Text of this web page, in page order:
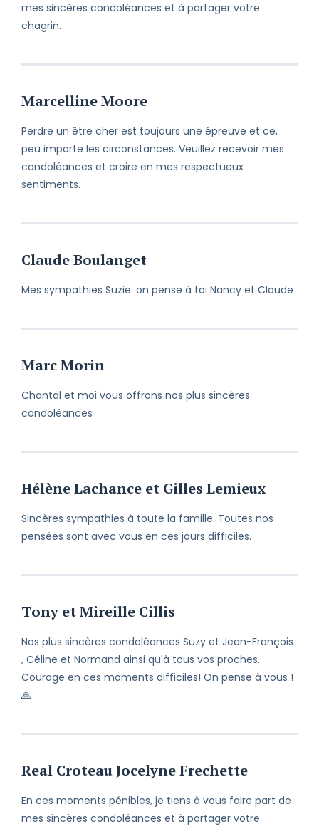
mes sincères condoléances et à partager votre
chagrin.
Marcelline Moore
Perdre un être cher est toujours une épreuve et ce,
peu importe les circonstances. Veuillez recevoir mes
condoléances et croire en mes respectueux
sentiments.
Claude Boulanget
Mes sympathies Suzie. on pense à toi Nancy et Claude
Marc Morin
Chantal et moi vous offrons nos plus sincères
condoléances
Hélène Lachance et Gilles Lemieux
Sincères sympathies à toute la famille. Toutes nos
pensées sont avec vous en ces jours difficiles.
Tony et Mireille Cillis
Nos plus sincères condoléances Suzy et Jean-François
, Céline et Normand ainsi qu'à tous vos proches.
Courage en ces moments difficiles! On pense à vous !
🙏
Real Croteau Jocelyne Frechette
En ces moments pénibles, je tiens à vous faire part de
mes sincères condoléances et à partager votre